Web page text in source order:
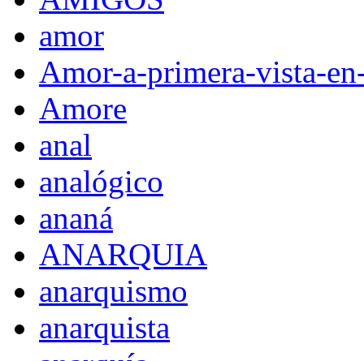
amor
Amor-a-primera-vista-
Amore
anal
analógico
ananá
ANARQUIA
anarquismo
anarquista